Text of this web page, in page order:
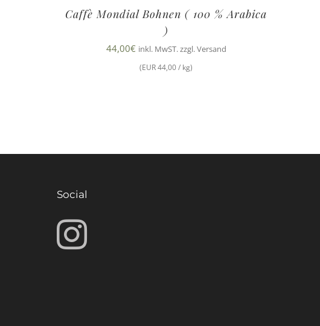
Caffè Mondial Bohnen ( 100 % Arabica
)
44,00€ inkl. MwST. zzgl. Versand
(EUR 44,00 / kg)
Social